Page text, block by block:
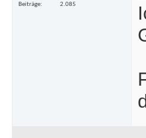
Beiträge
2.085